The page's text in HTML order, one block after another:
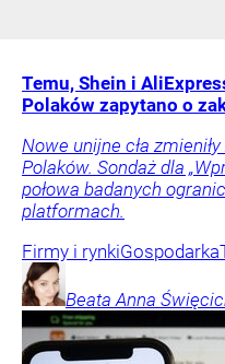
Temu, Shein i
Polaków zapytano o
Nowe unijne cła
Polaków. Sondaż dla
połowa badanych
platformach.
Firmy i rynkiGospodarka
Beata Anna